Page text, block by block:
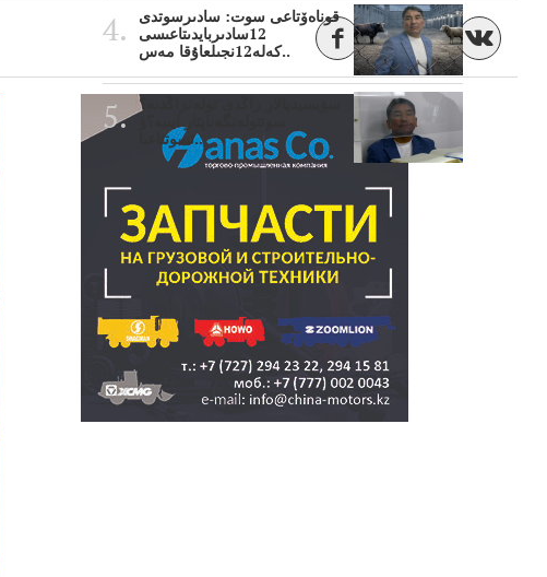
قوناەۆتاعى سوت: سادىرسوتدى
12سادىربايدىتاعىسى
كەلە12نجىلعاۇقا مەس..
سۋبسيديالار زاڭدى تولەنزاڭدىە؟
تسوتتاعىا..